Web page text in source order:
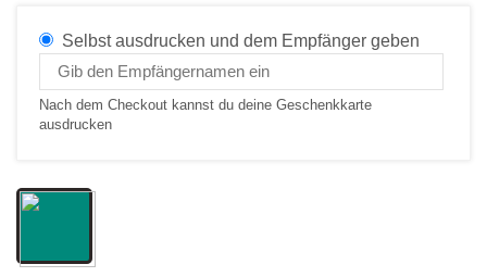
Selbst ausdrucken und dem Empfänger geben
Nach dem Checkout kannst du deine Geschenkkarte
ausdrucken